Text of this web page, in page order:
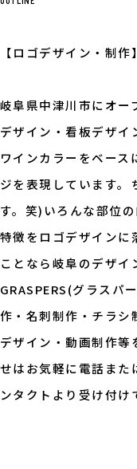
【ロゴデザイン・制作】
岐阜県中津川市にオー
デザイン・看板デザイ
ワインカラーをベース
ジを表現しています。
す。笑)いろんな部位
特徴をロゴデザインに
ことなら岐阜のデザイ
GRASPERS(グラスパ
作・名刺制作・チラシ
デザイン・動画制作等
せはお気軽に電話また
ンタクトより受け付け